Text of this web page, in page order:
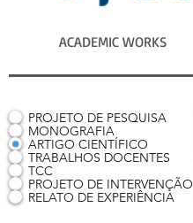
PROJETO DE PESQUISA
MONOGRAFIA
ARTIGO CIENTÍFICO
TRABALHOS DOCENTES
TCC
PROJETO DE INTERVENÇÃO
RELATO DE EXPERIÊNCIA
ACADEMIC WORKS